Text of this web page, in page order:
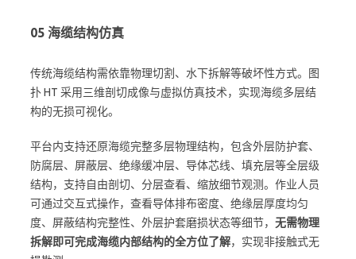
05 海缆结构仿真
传统海缆结构需依靠物理切割、水下拆解等破坏性方式。图
扑 HT 采用三维剖切成像与虚拟仿真技术，实现海缆多层结
构的无损可视化。
平台内支持还原海缆完整多层物理结构，包含外层防护套、
防腐层、屏蔽层、绝缘缓冲层、导体芯线、填充层等全层级
结构，支持自由剖切、分层查看、缩放细节观测。作业人员
可通过交互式操作，查看导体排布密度、绝缘层厚度均匀
度、屏蔽结构完整性、外层护套磨损状态等细节， 无需物理
拆解即可完成海缆内部结构的全方位了解，实现非接触式无